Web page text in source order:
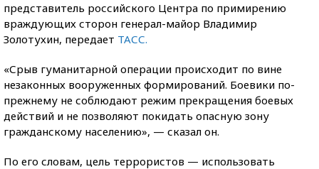
представитель российского Центра по примирению
враждующих сторон генерал-майор Владимир
Золотухин, передает ТАСС.
«Срыв гуманитарной операции происходит по вине
незаконных вооруженных формирований. Боевики по-
прежнему не соблюдают режим прекращения боевых
действий и не позволяют покидать опасную зону
гражданскому населению», — сказал он.
По его словам, цель террористов — использовать